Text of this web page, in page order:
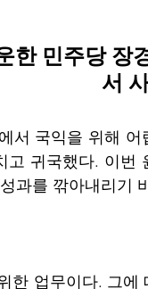
한 민주당 장
서
고 귀국했다. 이번
과를 깎아내리기